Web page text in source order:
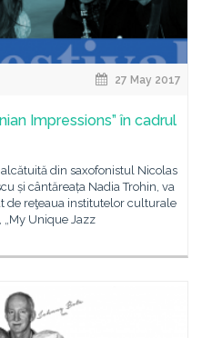
27 May 2017
Impressions” în cadrul
din saxofonistul Nicolas
și cântăreața Nadia Trohin, va
de reţeaua institutelor culturale
Unique Jazz